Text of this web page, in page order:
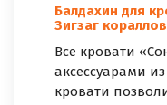
Балдахин для
Зигзаг
Все кровати
аксессуарами
кровати